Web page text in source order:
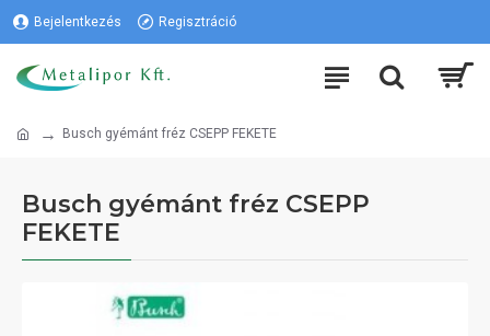
Bejelentkezés Regisztráció
Busch gyémánt fréz CSEPP FEKETE
Busch gyémánt fréz CSEPP
FEKETE